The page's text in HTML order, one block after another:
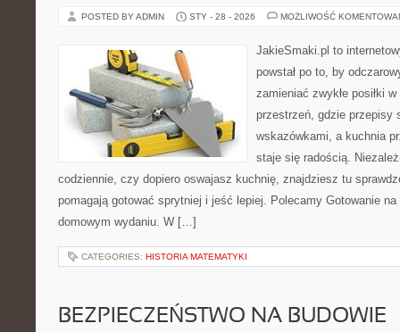
POSTED BY ADMIN STY - 28 - 2026 MOŻLIWOŚĆ
JakieSmaki.pl to
powstał po to, by
zamieniać zwykłe posiłki
przestrzeń, gdzie przepisy
wskazówkami, a kuchnia
staje się radością.
codziennie, czy dopiero oswajasz kuchnię, znajdziesz tu
pomagają gotować sprytniej i jeść lepiej. Polecamy Gotowanie
domowym wydaniu. W […]
CATEGORIES: HISTORIA MATEMATYKI
BEZPIECZEŃSTWO NA BUDOWIE